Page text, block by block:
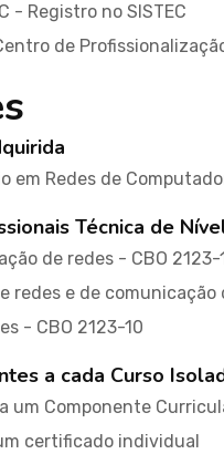
- Registro no SISTEC
de
em Redes de
Técnica de
de redes - CBO 2123-
redes e de comunicação
- CBO 2123-10
a cada Curso
um Componente
certificado individual